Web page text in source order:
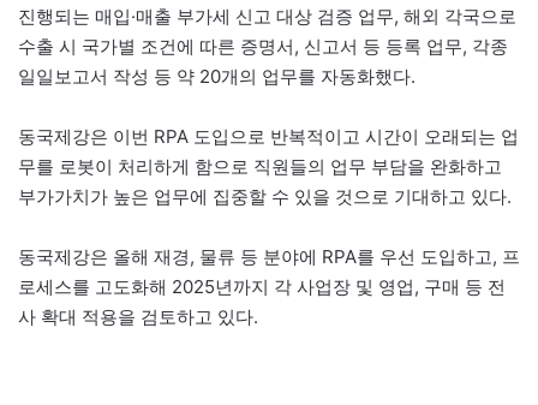
진행되는 매입·매출 부가세 신고 대상 검증 업무, 해외 각국으로
수출 시 국가별 조건에 따른 증명서, 신고서 등 등록 업무, 각종
일일보고서 작성 등 약 20개의 업무를 자동화했다.
동국제강은 이번 RPA 도입으로 반복적이고 시간이 오래되는 업
무를 로봇이 처리하게 함으로 직원들의 업무 부담을 완화하고
부가가치가 높은 업무에 집중할 수 있을 것으로 기대하고 있다.
동국제강은 올해 재경, 물류 등 분야에 RPA를 우선 도입하고, 프
로세스를 고도화해 2025년까지 각 사업장 및 영업, 구매 등 전
사 확대 적용을 검토하고 있다.